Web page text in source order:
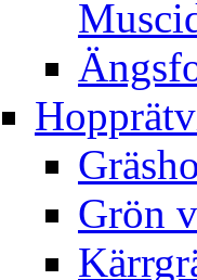
Grön